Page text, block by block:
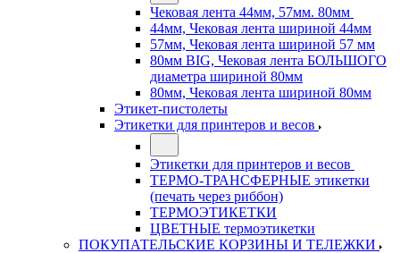
Чековая лента 44мм, 57мм. 80мм
44мм, Чековая лента шириной 44мм
57мм, Чековая лента шириной 57 мм
80мм BIG, Чековая лента БОЛЬШОГО
диаметра шириной 80мм
80мм, Чековая лента шириной 80мм
Этикет-пистолеты
Этикетки для принтеров и весов
Этикетки для принтеров и весов
ТЕРМО-ТРАНСФЕРНЫЕ этикетки
(печать через риббон)
ТЕРМОЭТИКЕТКИ
ЦВЕТНЫЕ термоэтикетки
ПОКУПАТЕЛЬСКИЕ КОРЗИНЫ И ТЕЛЕЖКИ